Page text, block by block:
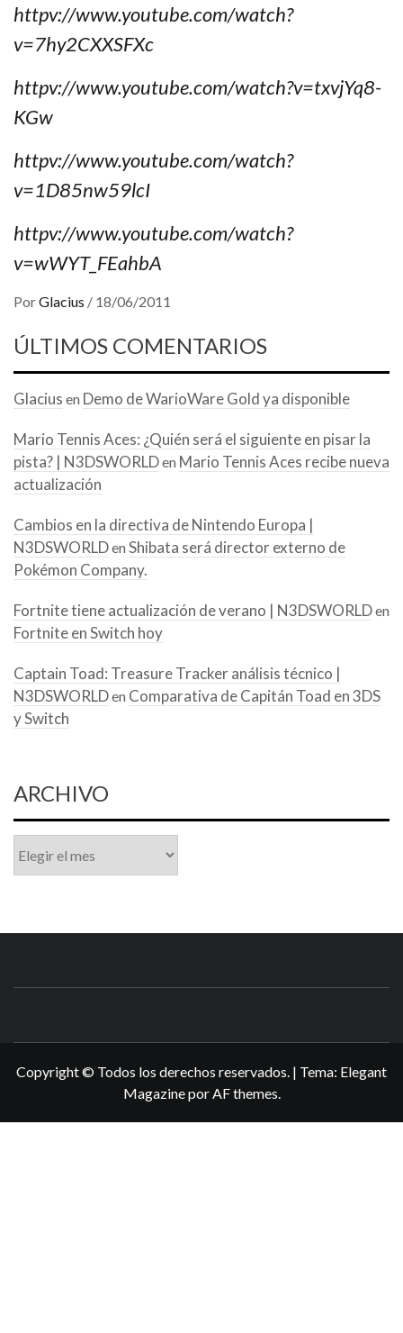
httpv://www.youtube.com/watch?
v=7hy2CXXSFXc
httpv://www.youtube.com/watch?v=txvjYq8-
KGw
httpv://www.youtube.com/watch?
v=1D85nw59lcI
httpv://www.youtube.com/watch?
v=wWYT_FEahbA
PorGlacius / 18/06/2011
ÚLTIMOS COMENTARIOS
Glacius en Demo de WarioWare Gold ya disponible
Mario Tennis Aces: ¿Quién será el siguiente en pisar la
pista? | N3DSWORLDen Mario Tennis Aces recibe nueva
actualización
Cambios en la directiva de Nintendo Europa |
N3DSWORLDen Shibata será director externo de
Pokémon Company.
Fortnite tiene actualización de verano | N3DSWORLDen
Fortnite en Switch hoy
Captain Toad: Treasure Tracker análisis técnico |
N3DSWORLDen Comparativa de Capitán Toad en 3DS
y Switch
ARCHIVO
Copyright © Todos los derechos reservados. | Tema: Elegant
Magazinepor AF themes